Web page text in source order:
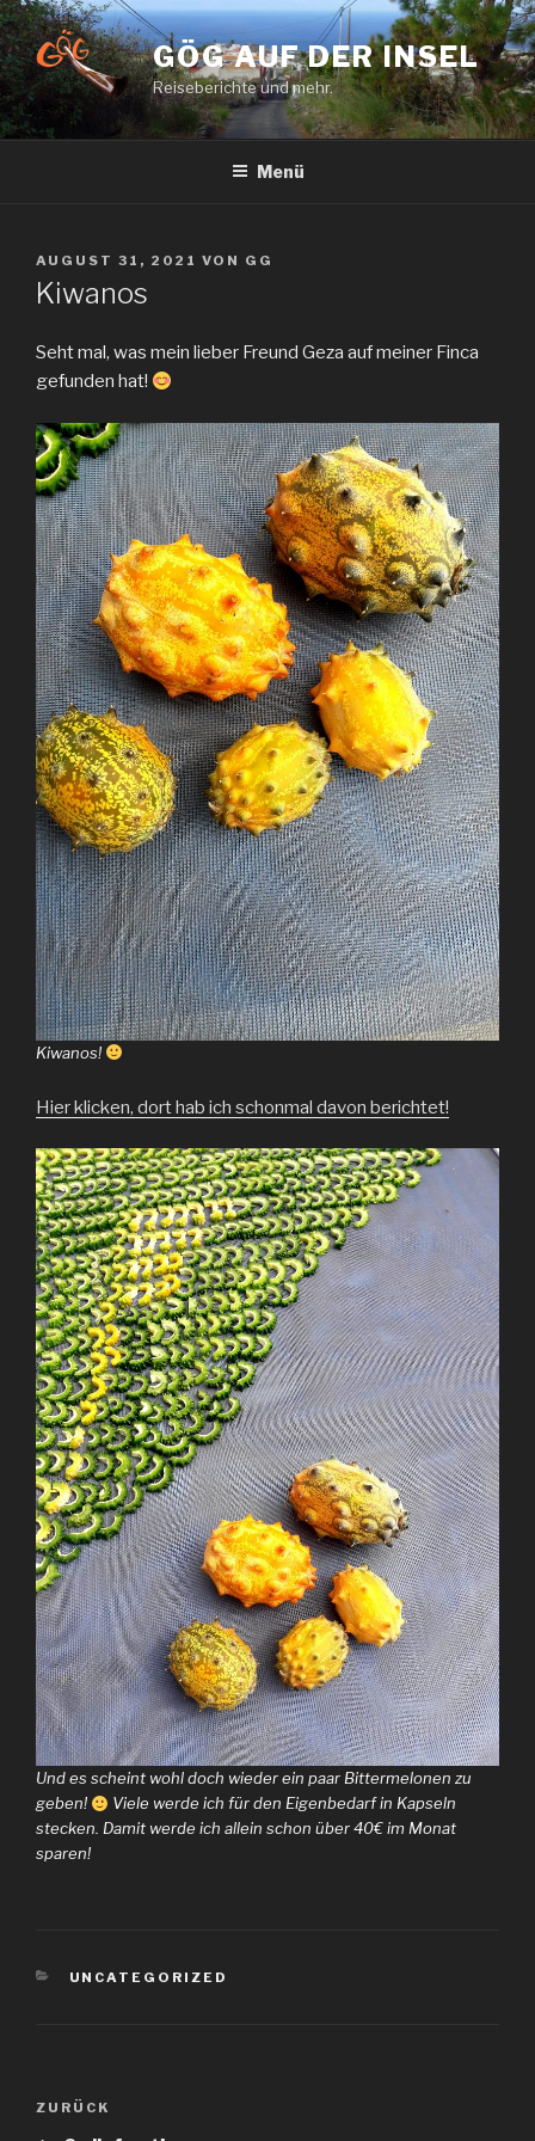
Zum
Inhalt
springen
GÖG AUF DER INSEL
Reiseberichte und mehr.
Menü
VERÖFFENTLICHT
AM
AUGUST 31, 2021 VON GG
Kiwanos
Seht mal, was mein lieber Freund Geza auf meiner Finca
gefunden hat!
Kiwanos!
Hier klicken, dort hab ich schonmal davon berichtet!
Und es scheint wohl doch wieder ein paar Bittermelonen zu
geben!
Viele werde ich für den Eigenbedarf in Kapseln
stecken. Damit werde ich allein schon über 40€ im Monat
sparen!
KATEGORIEN
UNCATEGORIZED
Beitragsnavigation
Vorheriger
ZURÜCK